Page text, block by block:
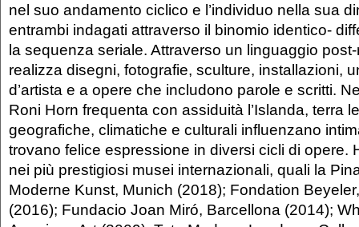
nel suo andamento ciclico e l’individuo nella sua
entrambi indagati attraverso il binomio identico-
la sequenza seriale. Attraverso un linguaggio
realizza disegni, fotografie, sculture, installazioni,
d’artista e a opere che includono parole e scritti.
Roni Horn frequenta con assiduità l’Islanda, terra
geografiche, climatiche e culturali influenzano
trovano felice espressione in diversi cicli di opere.
nei più prestigiosi musei internazionali, quali la
Moderne Kunst, Munich (2018); Fondation
(2016); Fundacio Joan Miró, Barcellona (2014);